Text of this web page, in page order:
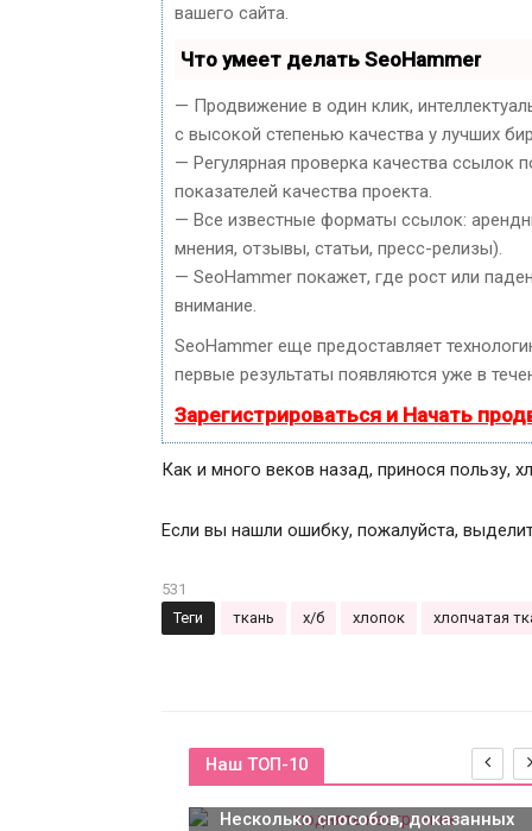
вашего сайта.
Что умеет делать SeoHammer
— Продвижение в один клик,
с высокой степенью качества у лучших
— Регулярная проверка качества ссылок
показателей качества проекта.
— Все известные форматы ссылок:
мнения, отзывы, статьи, пресс-релизы).
— SeoHammer покажет, где рост или
внимание.
SeoHammer еще предоставляет
первые результаты появляются уже в
Зарегистрироваться и Начать
Как и много веков назад, принося пользу,
Если вы нашли ошибку, пожалуйста,
531
Теги
ткань х/б хлопок хлопчатая
Наш ТОП-10
Несколько способов, доказанных